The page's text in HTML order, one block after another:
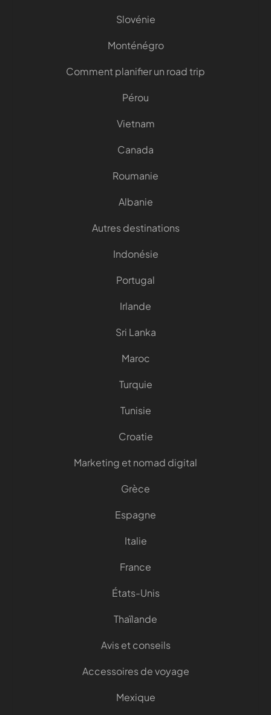
Slovénie
Monténégro
Comment planifier un road trip
Pérou
Vietnam
Canada
Roumanie
Albanie
Autres destinations
Indonésie
Portugal
Irlande
Sri Lanka
Maroc
Turquie
Tunisie
Croatie
Marketing et nomad digital
Grèce
Espagne
Italie
France
États-Unis
Thaïlande
Avis et conseils
Accessoires de voyage
Mexique